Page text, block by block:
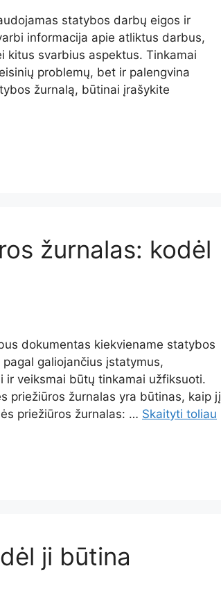
statybos darbų eigos ir
informacija apie atliktus darbus,
kitus svarbius aspektus. Tinkamai
problemų, bet ir palengvina
žurnalą, būtinai įrašykite
žurnalas: kodėl
dokumentas kiekviename statybos
galiojančius įstatymus,
ir veiksmai būtų tinkamai užfiksuoti.
priežiūros žurnalas yra būtinas, kaip jį
priežiūros žurnalas: … Skaityti toliau
ji būtina